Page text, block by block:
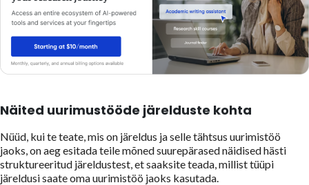
Näited uurimustööde järelduste kohta
Nüüd, kui te teate, mis on järeldus ja selle tähtsus uurimistöö
jaoks, on aeg esitada teile mõned suurepärased näidised hästi
struktureeritud järeldustest, et saaksite teada, millist tüüpi
järeldusi saate oma uurimistöö jaoks kasutada.